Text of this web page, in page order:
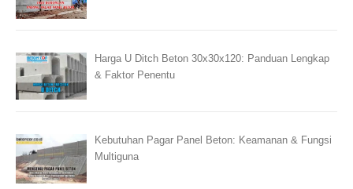
Harga U Ditch Beton 30x30x120: Panduan Lengkap
& Faktor Penentu
Kebutuhan Pagar Panel Beton: Keamanan & Fungsi
Multiguna